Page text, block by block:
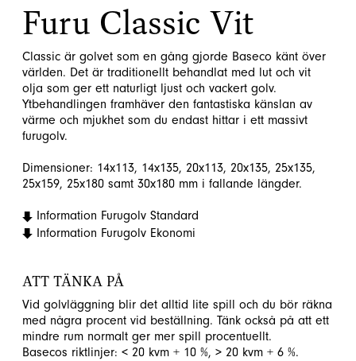
Furu Classic Vit
Classic är golvet som en gång gjorde Baseco känt över
världen. Det är traditionellt behandlat med lut och vit
olja som ger ett naturligt ljust och vackert golv.
Ytbehandlingen framhäver den fantastiska känslan av
värme och mjukhet som du endast hittar i ett massivt
furugolv.
Dimensioner: 14x113, 14x135, 20x113, 20x135, 25x135,
25x159, 25x180 samt 30x180 mm i fallande längder.
Information Furugolv Standard
Information Furugolv Ekonomi
ATT TÄNKA PÅ
Vid golvläggning blir det alltid lite spill och du bör räkna
med några procent vid beställning. Tänk också på att ett
mindre rum normalt ger mer spill procentuellt.
Basecos riktlinjer: < 20 kvm + 10 %, > 20 kvm + 6 %.